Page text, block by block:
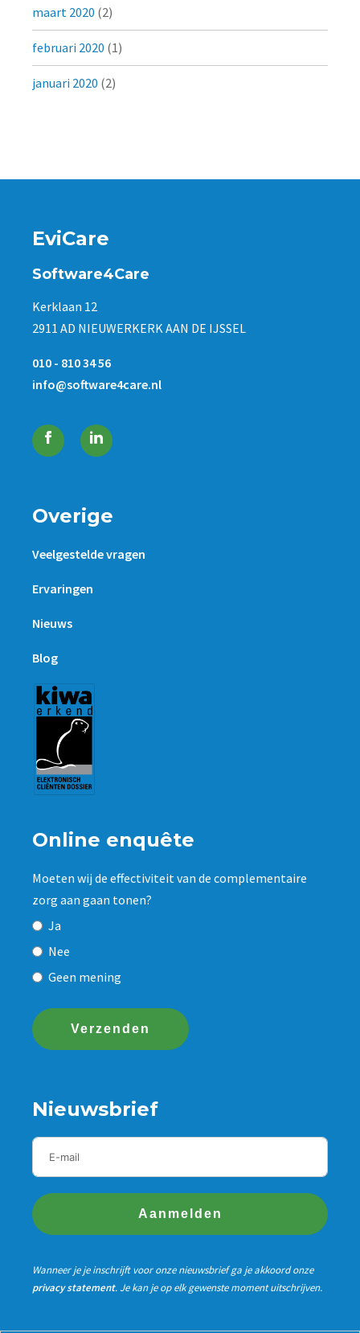
maart 2020 (2)
februari 2020 (1)
januari 2020 (2)
EviCare
Software4Care
Kerklaan 12
2911 AD NIEUWERKERK AAN DE IJSSEL
010 - 810 34 56
info@software4care.nl
Overige
Veelgestelde vragen
Ervaringen
Nieuws
Blog
Online enquête
Moeten wij de effectiviteit van de complementaire
zorg aan gaan tonen?
Ja
Nee
Geen mening
Verzenden
Nieuwsbrief
Aanmelden
Wanneer je je inschrijft voor onze nieuwsbrief ga je akkoord onze
privacy statement. Je kan je op elk gewenste moment uitschrijven.